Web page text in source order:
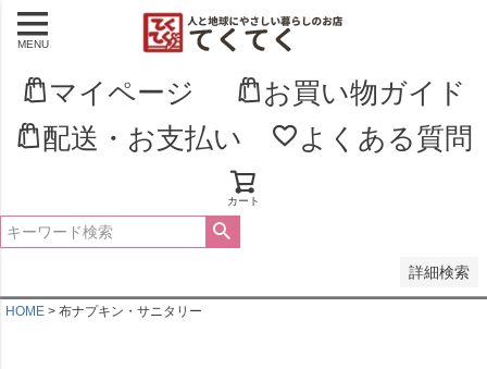
MENU
マイページ
お買い物ガイド
配送・お支払い
よくある質問
カート
詳細検索
新着順
登録順
価格が高い順
優先度順
HOME 布ナプキン・サニタリー